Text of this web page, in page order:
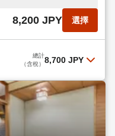
8,200 JPY 選擇
總計
（含稅） 8,700 JPY